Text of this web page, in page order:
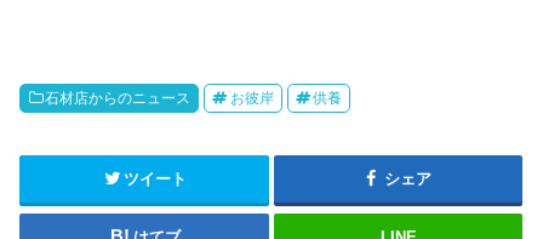
石材店からのニュース お彼岸 供養
ツイート シェア